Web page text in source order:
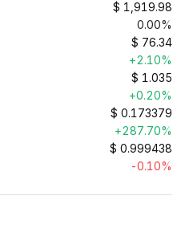
$ 1,919.98
0.00%
$ 76.34
+2.10%
$ 1.035
+0.20%
$ 0.173379
+287.70%
$ 0.999438
-0.10%